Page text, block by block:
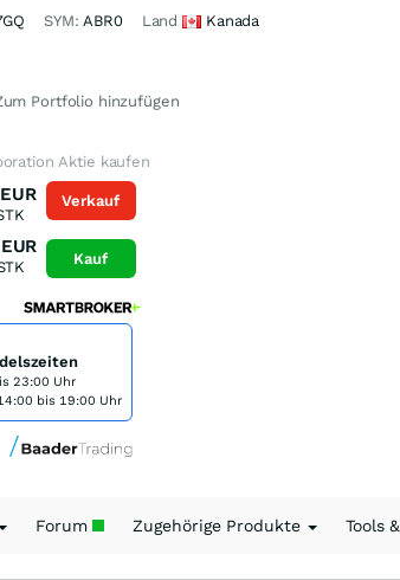
SYM:ABR0 Land Kanada
Portfolio hinzufügen
Aktie kaufen
EUR
EUR
Verkauf
Kauf
23:00 Uhr
bis 19:00 Uhr
Forum Zugehörige Produkte Tools